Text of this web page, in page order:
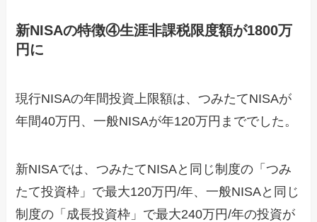
新NISAの特徴④生涯非課税限度額が1800万
円に
現行NISAの年間投資上限額は、つみたてNISAが
年間40万円、一般NISAが年120万円まででした。
新NISAでは、つみたてNISAと同じ制度の「つみ
たて投資枠」で最大120万円/年、一般NISAと同じ
制度の「成長投資枠」で最大240万円/年の投資が